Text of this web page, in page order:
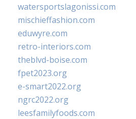
watersportslagonissi.com
mischieffashion.com
eduwyre.com
retro-interiors.com
theblvd-boise.com
fpet2023.org
e-smart2022.org
ngrc2022.org
leesfamilyfoods.com